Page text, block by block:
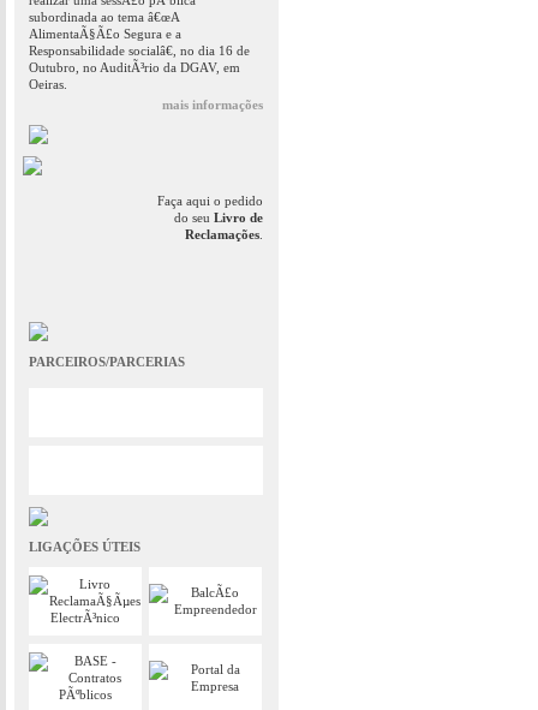
subordinada ao tema â€œA
AlimentaÃ§Ã£o Segura e a
Responsabilidade socialâ€, no dia 16 de
Outubro, no AuditÃ³rio da DGAV, em
Oeiras.
mais informações
Faça aqui o pedido
do seu Livro de
Reclamações
PARCEIROS/PARCERIAS
LIGAÇÕES ÚTEIS